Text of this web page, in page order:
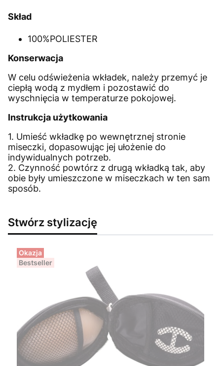
Skład
100%POLIESTER
Konserwacja
W celu odświeżenia wkładek, należy przemyć je
ciepłą wodą z mydłem i pozostawić do
wyschnięcia w temperaturze pokojowej.
Instrukcja użytkowania
1. Umieść wkładkę po wewnętrznej stronie
miseczki, dopasowując jej ułożenie do
indywidualnych potrzeb.
2. Czynność powtórz z drugą wkładką tak, aby
obie były umieszczone w miseczkach w ten sam
sposób.
Stwórz stylizację
Okazja
Bestseller